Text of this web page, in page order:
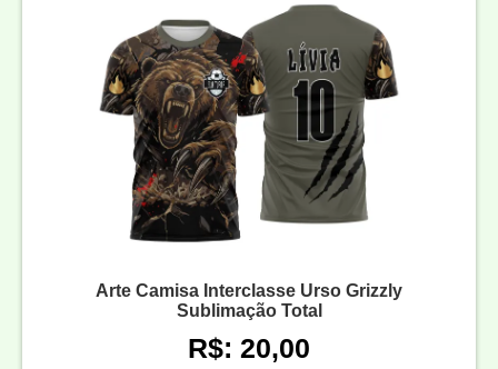
Arte Camisa Interclasse Urso Grizzly
Sublimação Total
R$: 20,00